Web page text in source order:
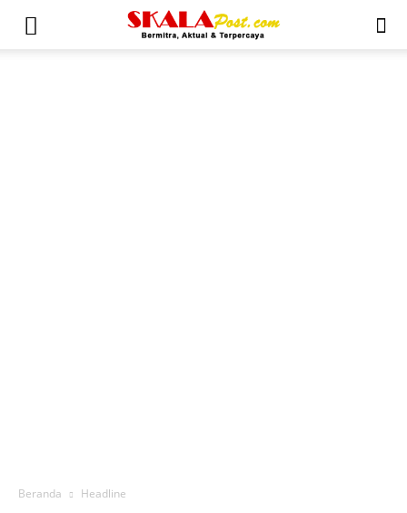
Beranda Headline